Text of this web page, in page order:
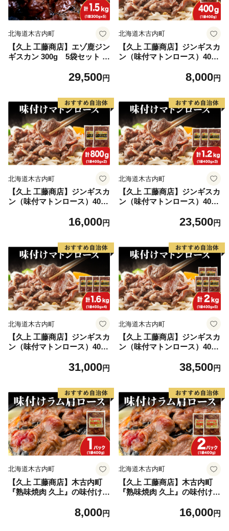
北海道木古内町
【久上 工藤商店】エゾ鹿ジン
ギスカン 300g 5袋セット B
29,500円
北海道木古内町
【久上 工藤商店】ジンギスカ
ン（味付マトンロース）400g
8,000円
北海道木古内町
【久上 工藤商店】ジンギスカ
ン（味付マトンロース）400g
16,000円
北海道木古内町
【久上 工藤商店】ジンギスカ
ン（味付マトンロース）400g
23,500円
北海道木古内町
【久上 工藤商店】ジンギスカ
ン（味付マトンロース）400g
31,000円
北海道木古内町
【久上 工藤商店】ジンギスカ
ン（味付マトンロース）400g
38,500円
北海道木古内町
【久上 工藤商店】木古内町
『熟味焼肉 久上』の味付けラ
8,000円
北海道木古内町
【久上 工藤商店】木古内町
『熟味焼肉 久上』の味付けラ
16,000円